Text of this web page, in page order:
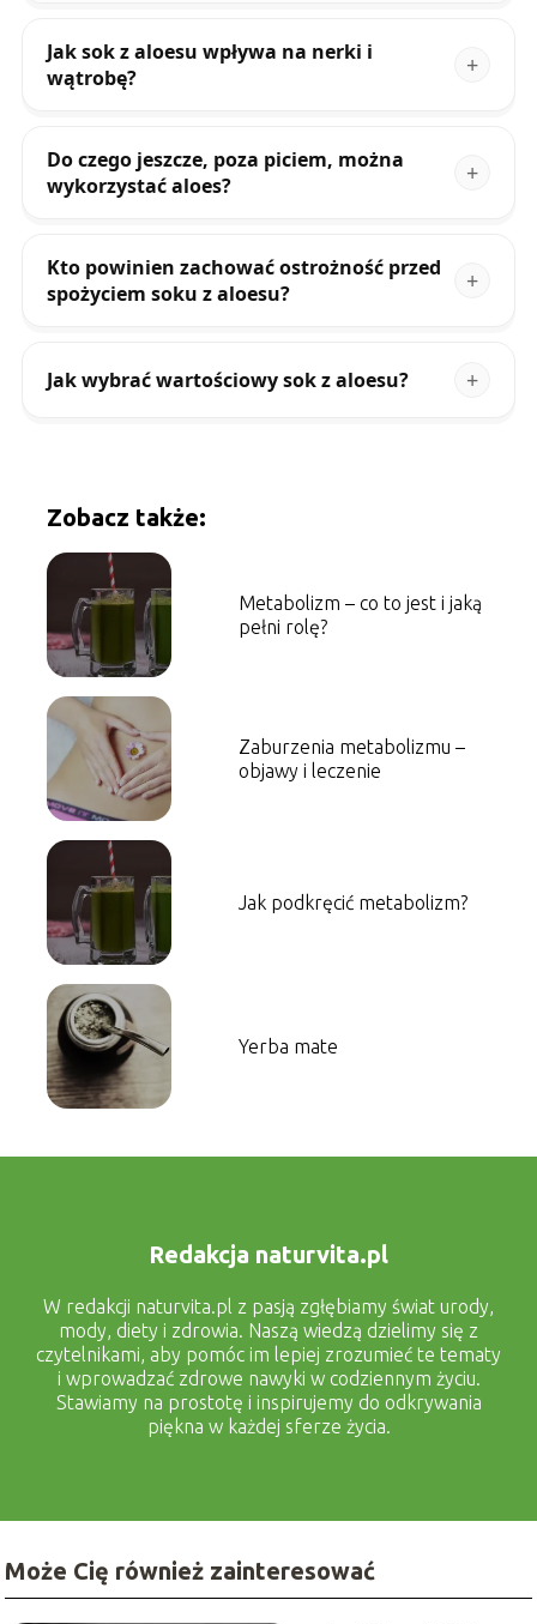
Jak sok z aloesu wpływa na nerki i
wątrobę?
Do czego jeszcze, poza piciem, można
wykorzystać aloes?
Kto powinien zachować ostrożność przed
spożyciem soku z aloesu?
Jak wybrać wartościowy sok z aloesu?
Zobacz także:
Metabolizm – co to jest i jaką
pełni rolę?
Zaburzenia metabolizmu –
objawy i leczenie
Jak podkręcić metabolizm?
Yerba mate
Redakcja naturvita.pl
W redakcji naturvita.pl z pasją zgłębiamy świat urody,
mody, diety i zdrowia. Naszą wiedzą dzielimy się z
czytelnikami, aby pomóc im lepiej zrozumieć te tematy
i wprowadzać zdrowe nawyki w codziennym życiu.
Stawiamy na prostotę i inspirujemy do odkrywania
piękna w każdej sferze życia.
Może Cię również zainteresować